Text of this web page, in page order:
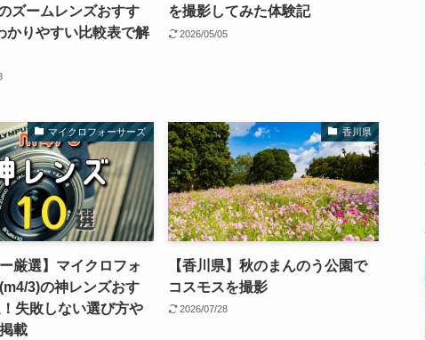
ズームレンズおすす
かりやすい比較表で解
を撮影してみた体験記
2026/05/05
マイクロフォーサーズ
ー厳選】マイクロフォ
3)の神レンズおす
失敗しない選び方や
載
香川県
【香川県】秋のまんのう公園で
コスモスを撮影
2026/07/28